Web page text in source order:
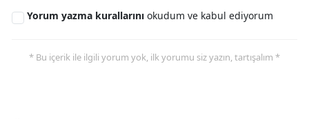
Yorum yazma kurallarını okudum ve kabul ediyorum
* Bu içerik ile ilgili yorum yok, ilk yorumu siz yazın, tartışalım *